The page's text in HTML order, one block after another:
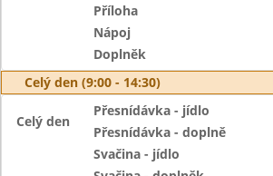
Příloha
Nápoj
Doplněk
Celý den (9:00 - 14:30)
Celý den
Přesnídávka - jídlo
Přesnídávka - doplně
Svačina - jídlo